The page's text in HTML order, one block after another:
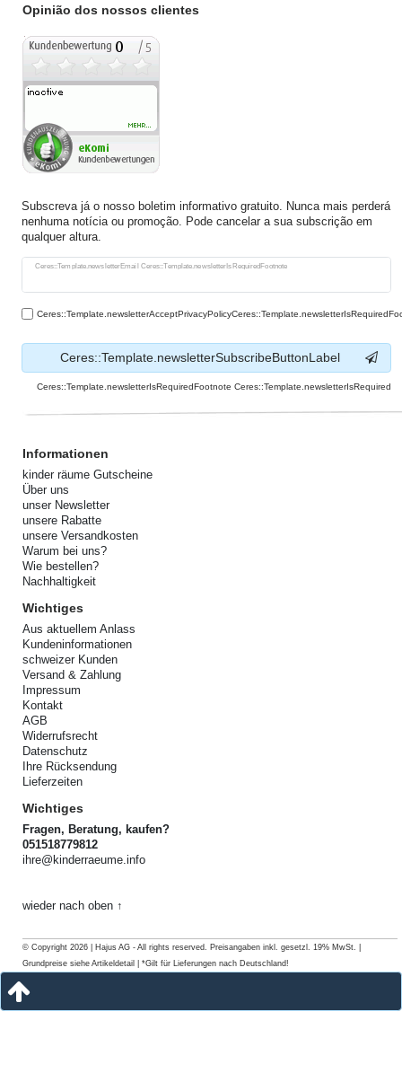
Opinião dos nossos clientes
Subscreva já o nosso boletim informativo gratuito. Nunca mais perderá
nenhuma notícia ou promoção. Pode cancelar a sua subscrição em
qualquer altura.
Ceres::Template.newsletterEmail Ceres::Template.newsletterIsRequiredFootnote
Ceres::Template.newsletterHoneypotLabel
Ceres::Template.newsletterSubscribeButtonLabel
Ceres::Template.newsletterIsRequiredFootnote Ceres::Template.newsletterIsRequired
Informationen
kinder räume Gutscheine
Über uns
unser Newsletter
unsere Rabatte
unsere Versandkosten
Warum bei uns?
Wie bestellen?
Nachhaltigkeit
Wichtiges
Aus aktuellem Anlass
Kundeninformationen
schweizer Kunden
Versand & Zahlung
Impressum
Kontakt
AGB
Widerrufsrecht
Datenschutz
Ihre Rücksendung
Lieferzeiten
Wichtiges
Fragen, Beratung, kaufen?
051518779812
ihre@kinderraeume.info
wieder nach oben ↑
© Copyright 2026 | Hajus AG - All rights reserved. Preisangaben inkl. gesetzl. 19% MwSt. |
Grundpreise siehe Artikeldetail | *Gilt für Lieferungen nach Deutschland!